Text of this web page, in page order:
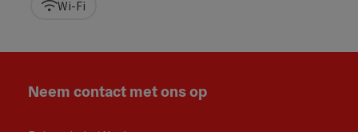
Wi-Fi
Neem contact met ons op